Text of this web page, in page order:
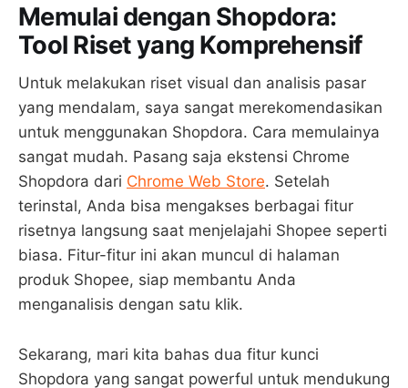
Memulai dengan Shopdora:
Tool Riset yang Komprehensif
Untuk melakukan riset visual dan analisis pasar
yang mendalam, saya sangat merekomendasikan
untuk menggunakan Shopdora. Cara memulainya
sangat mudah. Pasang saja ekstensi Chrome
Shopdora dari Chrome Web Store. Setelah
terinstal, Anda bisa mengakses berbagai fitur
risetnya langsung saat menjelajahi Shopee seperti
biasa. Fitur-fitur ini akan muncul di halaman
produk Shopee, siap membantu Anda
menganalisis dengan satu klik.
Sekarang, mari kita bahas dua fitur kunci
Shopdora yang sangat powerful untuk mendukung